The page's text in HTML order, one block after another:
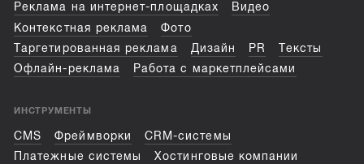
Реклама на интернет-площадках
Видео
Контекстная реклама
Фото
Таргетированная реклама
Дизайн PR
Тексты
Офлайн-реклама
Работа с маркетплейсами
ИНСТРУМЕНТЫ
CMS Фреймворки
CRM-системы
Платежные системы
Хостинговые компании